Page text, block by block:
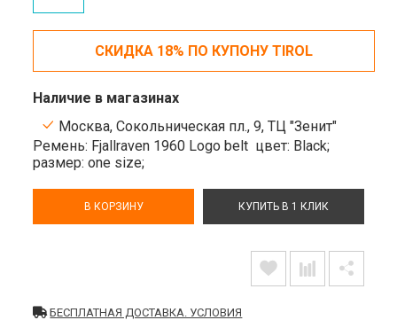
СКИДКА 18% ПО КУПОНУ TIROL
Наличие в магазинах
Москва, Сокольническая пл., 9, ТЦ "Зенит"
Ремень: Fjallraven 1960 Logo belt цвет: Black;
размер: one size;
В КОРЗИНУ КУПИТЬ В 1 КЛИК
БЕСПЛАТНАЯ ДОСТАВКА. УСЛОВИЯ